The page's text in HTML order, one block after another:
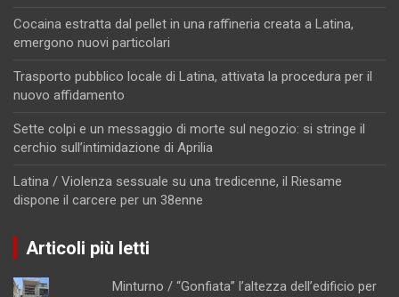
Cocaina estratta dal pellet in una raffineria creata a Latina,
emergono nuovi particolari
Trasporto pubblico locale di Latina, attivata la procedura per il
nuovo affidamento
Sette colpi e un messaggio di morte sul negozio: si stringe il
cerchio sull’intimidazione di Aprilia
Latina / Violenza sessuale su una tredicenne, il Riesame
dispone il carcere per un 38enne
Articoli più letti
Minturno / “Gonfiata” l’altezza dell’edificio per